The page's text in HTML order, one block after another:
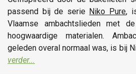
passend bij de serie Niko Pure,
Vlaamse ambachtslieden met
hoogwaardige materialen.
geleden overal normaal was, is bij
verder...